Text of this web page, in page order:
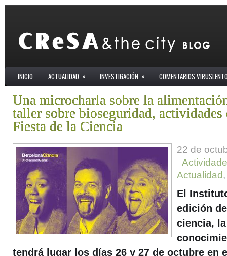
INICIO ACTUALIDAD » INVESTIGACIÓN » COMENTARIOS
Una microcharla sobre la
taller sobre bioseguridad, actividades
Fiesta de la Ciencia
22 de
Actualidad
El
edición
ciencia,
tendrá lugar los días 26 y 27 de octubre en